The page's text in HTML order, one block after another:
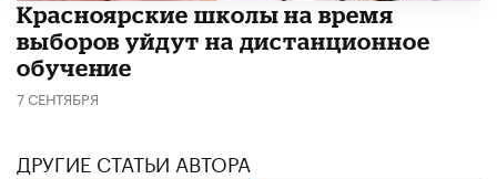
Красноярские школы на время
выборов уйдут на дистанционное
обучение
7 СЕНТЯБРЯ
ДРУГИЕ СТАТЬИ АВТОРА